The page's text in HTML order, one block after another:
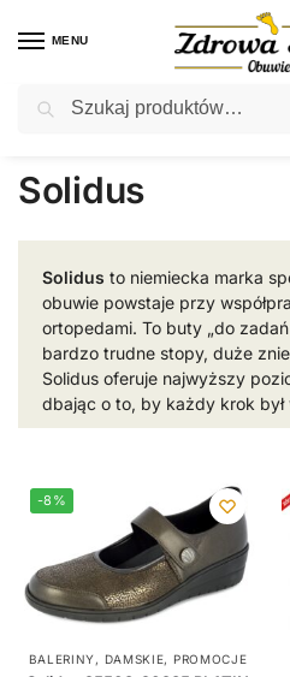
MENU
Rabat ⚡ 5% kod:
Solidus
Solidus to niemiecka marka
obuwie powstaje przy
ortopedami. To buty „do
bardzo trudne stopy, duże
Solidus oferuje najwyższy
dbając o to, by każdy krok był
-8%
BALERINY , DAMSKIE, PROMOCJE